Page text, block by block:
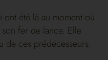
été là au moment où
fer de lance. Elle
de ces prédécesseurs.